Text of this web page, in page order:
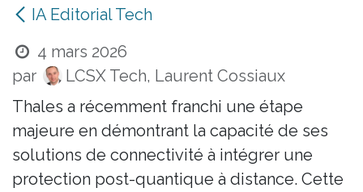
IA Editorial Tech
4 mars 2026
par
LCSX Tech, Laurent Cossiaux
Thales a récemment franchi une étape
majeure en démontrant la capacité de ses
solutions de connectivité à intégrer une
protection post-quantique à distance. Cette